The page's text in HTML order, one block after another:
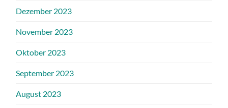
Dezember 2023
November 2023
Oktober 2023
September 2023
August 2023